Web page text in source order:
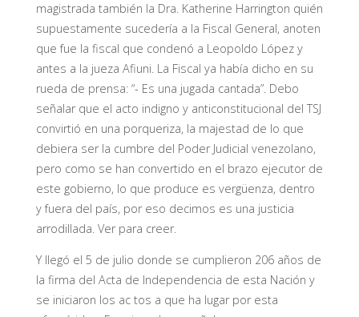
magistrada también la Dra. Katherine Harrington quién
supuestamente sucedería a la Fiscal General, anoten
que fue la fiscal que condenó a Leopoldo López y
antes a la jueza Afiuni. La Fiscal ya había dicho en su
rueda de prensa: “- Es una jugada cantada”. Debo
señalar que el acto indigno y anticonstitucional del TSJ
convirtió en una porqueriza, la majestad de lo que
debiera ser la cumbre del Poder Judicial venezolano,
pero como se han convertido en el brazo ejecutor de
este gobierno, lo que produce es vergüenza, dentro
y fuera del país, por eso decimos es una justicia
arrodillada. Ver para creer.
Y llegó el 5 de julio donde se cumplieron 206 años de
la firma del Acta de Independencia de esta Nación y
se iniciaron los ac tos a que ha lugar por esta